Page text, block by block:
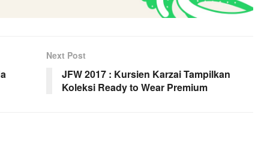
Next Post
JFW 2017 : Kursien Karzai Tampilkan
Koleksi Ready to Wear Premium